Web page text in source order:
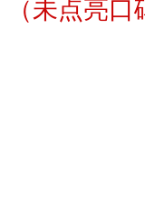
（未点亮